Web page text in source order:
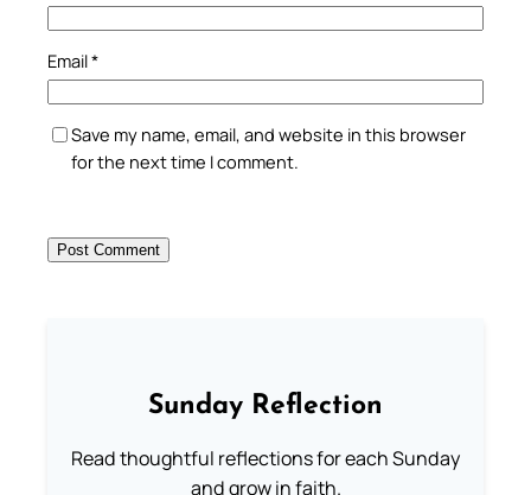
Email*
Save my name, email, and website in this browser
for the next time I comment.
Sunday Reflection
Read thoughtful reflections for each Sunday
and grow in faith.